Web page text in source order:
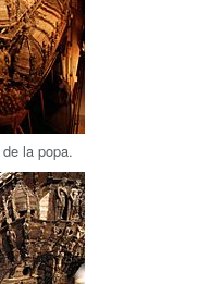
la popa.